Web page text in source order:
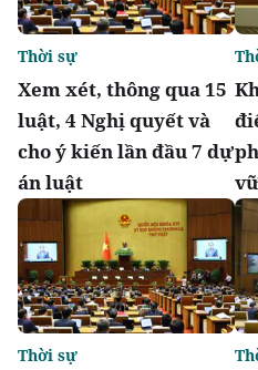
Xem xét, thông qua 15
luật, 4 Nghị quyết và
cho ý kiến lần đầu 7 dự
án luật
Thời sự
Thời sự